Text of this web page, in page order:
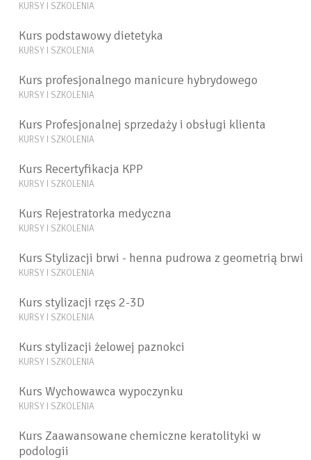
KURSY I SZKOLENIA
Kurs podstawowy dietetyka
KURSY I SZKOLENIA
Kurs profesjonalnego manicure hybrydowego
KURSY I SZKOLENIA
Kurs Profesjonalnej sprzedaży i obsługi klienta
KURSY I SZKOLENIA
Kurs Recertyfikacja KPP
KURSY I SZKOLENIA
Kurs Rejestratorka medyczna
KURSY I SZKOLENIA
Kurs Stylizacji brwi - henna pudrowa z geometrią brwi
KURSY I SZKOLENIA
Kurs stylizacji rzęs 2-3D
KURSY I SZKOLENIA
Kurs stylizacji żelowej paznokci
KURSY I SZKOLENIA
Kurs Wychowawca wypoczynku
KURSY I SZKOLENIA
Kurs Zaawansowane chemiczne keratolityki w
podologii